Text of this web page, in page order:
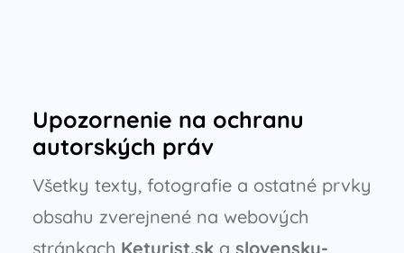
Upozornenie na ochranu
autorských práv
Všetky texty, fotografie a ostatné prvky
obsahu zverejnené na webových
stránkach Keturist.sk a slovensky-